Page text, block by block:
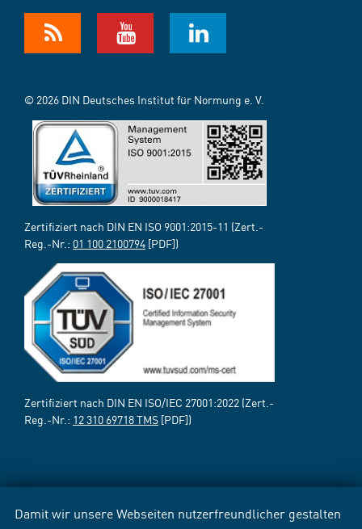
Damit wir unsere Webseiten nutzerfreundlicher gestalten
© 2026 DIN Deutsches Institut für Normung e. V.
Zertifiziert nach DIN EN ISO 9001:2015-11 (Zert.-
Reg.-Nr.: 01 100 2100794 [PDF])
Zertifiziert nach DIN EN ISO/IEC 27001:2022 (Zert.-
Reg.-Nr.: 12 310 69718 TMS [PDF])